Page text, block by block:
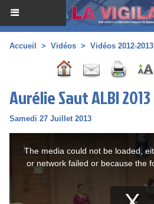
Accueil > Vidéos > Vidéos 2012-2013
Aurélie Saut ALBI 2013
Samedi 27 Juillet 2013